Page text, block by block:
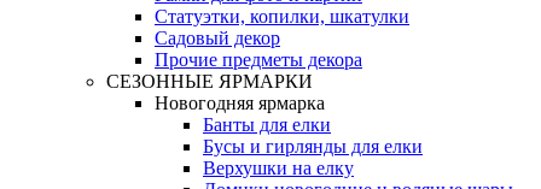
Статуэтки, копилки, шкатулки
Садовый декор
Прочие предметы декора
СЕЗОННЫЕ ЯРМАРКИ
Новогодняя ярмарка
Банты для елки
Бусы и гирлянды для елки
Верхушки на елку